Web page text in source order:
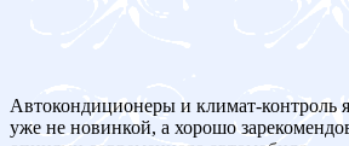
Автокондиционеры и климат-контроль
уже не новинкой, а хорошо